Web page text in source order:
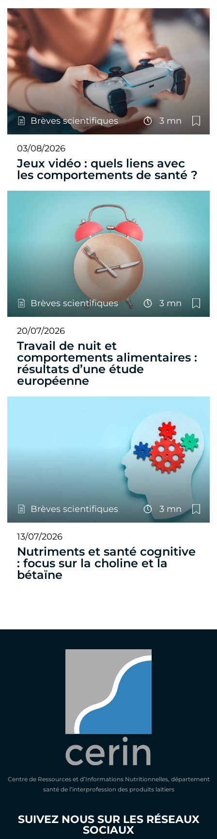
Brèves scientifiques 3 mn
03/08/2026
Jeux vidéo : quels liens avec
les comportements de santé ?
Brèves scientifiques 3 mn
20/07/2026
Travail de nuit et
comportements alimentaires :
résultats d’une étude
européenne
Brèves scientifiques 3 mn
13/07/2026
Nutriments et santé cognitive
: focus sur la choline et la
bétaïne
Centre de Ressources et d’Informations Nutritionnelles, département
santé de l’interprofession des produits laitiers
SUIVEZ NOUS SUR LES RÉSEAUX
SOCIAUX